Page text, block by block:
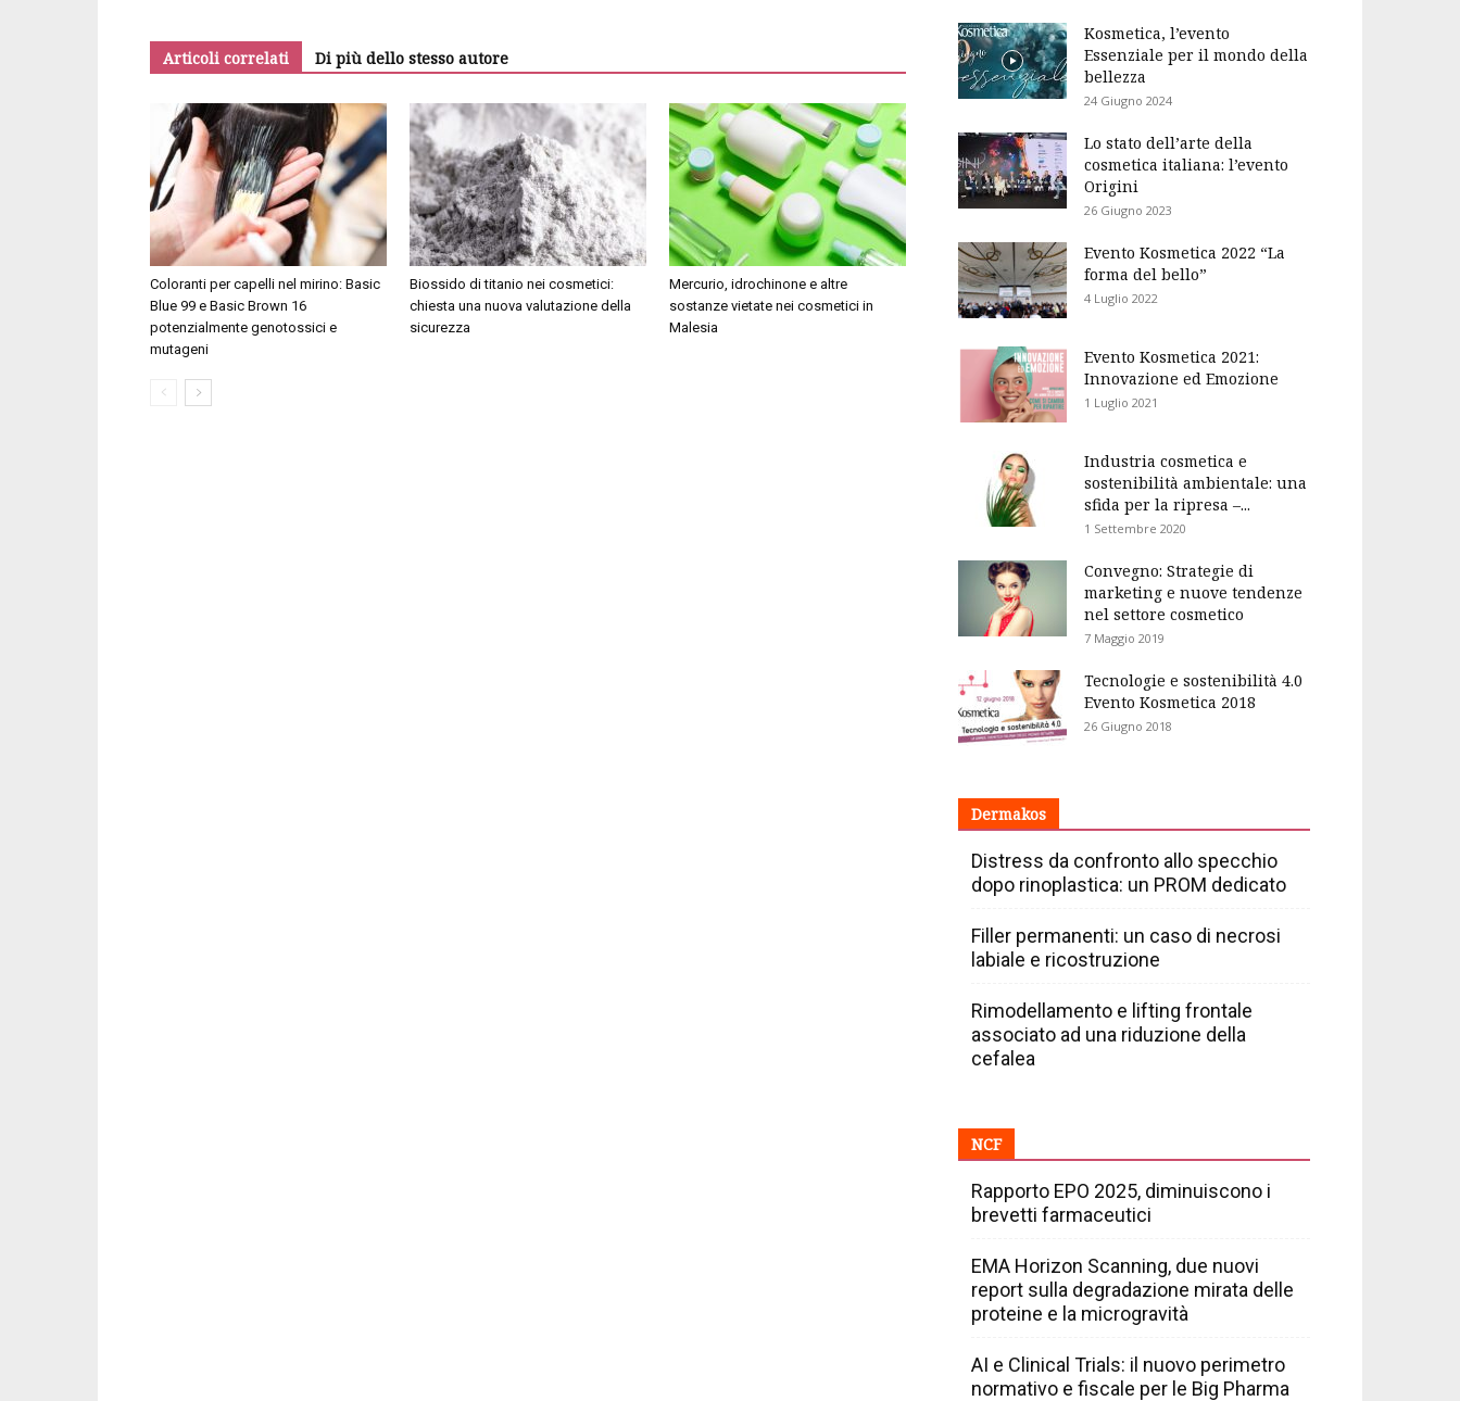
Articoli correlati Di più dello stesso autore
Coloranti per capelli nel mirino: Basic
Blue 99 e Basic Brown 16
potenzialmente genotossici e
mutageni
Biossido di titanio nei cosmetici:
chiesta una nuova valutazione della
sicurezza
Mercurio, idrochinone e altre
sostanze vietate nei cosmetici in
Malesia
Kosmetica, l’evento
Essenziale per il mondo della
bellezza
24 Giugno 2024
Lo stato dell’arte della
cosmetica italiana: l’evento
Origini
26 Giugno 2023
Evento Kosmetica 2022 “La
forma del bello”
4 Luglio 2022
Evento Kosmetica 2021:
Innovazione ed Emozione
1 Luglio 2021
Industria cosmetica e
sostenibilità ambientale: una
sfida per la ripresa –...
1 Settembre 2020
Convegno: Strategie di
marketing e nuove tendenze
nel settore cosmetico
7 Maggio 2019
Tecnologie e sostenibilità 4.0
Evento Kosmetica 2018
26 Giugno 2018
Dermakos
Distress da confronto allo specchio
dopo rinoplastica: un PROM dedicato
Filler permanenti: un caso di necrosi
labiale e ricostruzione
Rimodellamento e lifting frontale
associato ad una riduzione della
cefalea
NCF
Rapporto EPO 2025, diminuiscono i
brevetti farmaceutici
EMA Horizon Scanning, due nuovi
report sulla degradazione mirata delle
proteine e la microgravità
AI e Clinical Trials: il nuovo perimetro
normativo e fiscale per le Big Pharma